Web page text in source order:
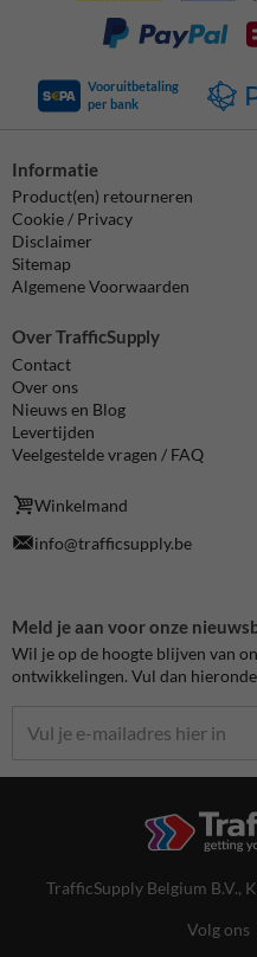
Vooruitbetaling
per bank
Informatie
Product(en) retourneren
Cookie / Privacy
Disclaimer
Sitemap
Algemene Voorwaarden
Over TrafficSupply
Contact
Over ons
Nieuws en Blog
Levertijden
Veelgestelde vragen / FAQ
Winkelmand
info@trafficsupply.be
Meld je aan voor onze
Wil je op de hoogte blijven van
ontwikkelingen. Vul dan
TrafficSupply Belgium B.V.,
Volg ons